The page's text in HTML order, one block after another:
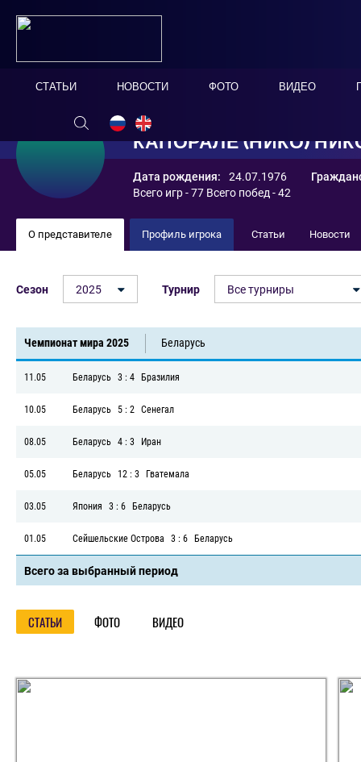
СТАТЬИ НОВОСТИ ФОТО ВИДЕО
КАПОРАЛЕ (НИКО)
Дата рождения: 24.07.1976
Всего игр - 77 Всего побед - 42
О представителе Профиль игрока Статьи Новости
Сезон 2025 Турнир Все турниры
Чемпионат мира 2025 Беларусь
11.05 Беларусь 3 : 4 Бразилия
10.05 Беларусь 5 : 2 Сенегал
08.05 Беларусь 4 : 3 Иран
05.05 Беларусь 12 : 3 Гватемала
03.05 Япония 3 : 6 Беларусь
01.05 Сейшельские Острова 3 : 6 Беларусь
Всего за выбранный период
СТАТЬИ ФОТО ВИДЕО